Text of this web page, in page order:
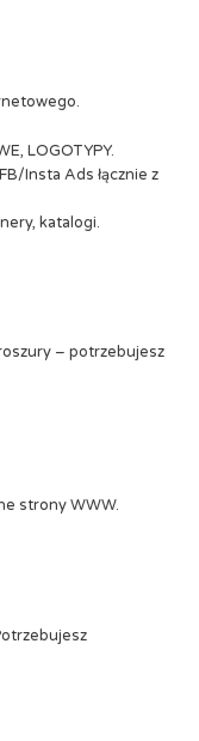
LOGOTYPY.
Insta Ads łącznie z
katalogi.
– potrzebujesz
strony WWW.